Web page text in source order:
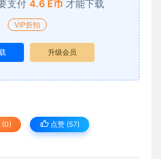
支付 4.6 E币 才能下载
VIP折扣
升级会员
点赞 (57)